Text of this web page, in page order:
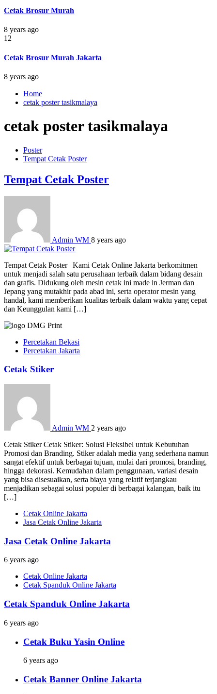
Cetak Brosur Murah
8 years ago
12
Cetak Brosur Murah Jakarta
8 years ago
Home
cetak poster tasikmalaya
cetak poster tasikmalaya
Poster
Tempat Cetak Poster
Tempat Cetak Poster
Admin WM 8 years ago
Tempat Cetak Poster | Kami Cetak Online Jakarta berkomitmen
untuk menjadi salah satu perusahaan terbaik dalam bidang desain
dan grafis. Didukung oleh mesin cetak ini made in Jerman dan
Jepang yang mutakhir pada abad ini, serta operator mesin yang
handal, kami memberikan kualitas terbaik dalam waktu yang cepat
dan Keunggulan kami […]
Percetakan Bekasi
Percetakan Jakarta
Cetak Stiker
Admin WM 2 years ago
Cetak Stiker Cetak Stiker: Solusi Fleksibel untuk Kebutuhan
Promosi dan Branding. Stiker adalah media yang sederhana namun
sangat efektif untuk berbagai tujuan, mulai dari promosi, branding,
hingga dekorasi. Kemudahan dalam penggunaan, variasi desain
yang bisa disesuaikan, serta biaya yang relatif terjangkau
menjadikan sebagai solusi populer di berbagai kalangan, baik itu
[…]
Cetak Online Jakarta
Jasa Cetak Online Jakarta
Jasa Cetak Online Jakarta
6 years ago
Cetak Online Jakarta
Cetak Spanduk Online Jakarta
Cetak Spanduk Online Jakarta
6 years ago
Cetak Buku Yasin Online
6 years ago
Cetak Banner Online Jakarta